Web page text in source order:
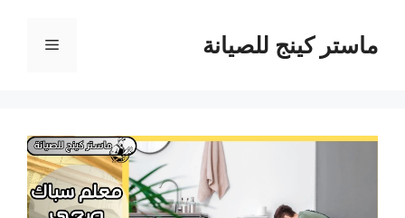
المحتوىماستر كينج للصيانة القائمة